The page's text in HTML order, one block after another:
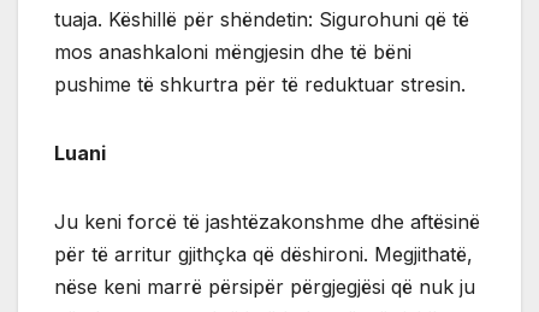
tuaja. Këshillë për shëndetin: Sigurohuni që të
mos anashkaloni mëngjesin dhe të bëni
pushime të shkurtra për të reduktuar stresin.
Luani
Ju keni forcë të jashtëzakonshme dhe aftësinë
për të arritur gjithçka që dëshironi. Megjithatë,
nëse keni marrë përsipër përgjegjësi që nuk ju